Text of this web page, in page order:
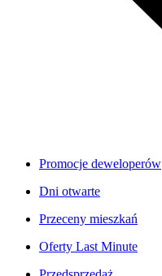
Promocje deweloperów
Dni otwarte
Przeceny mieszkań
Oferty Last Minute